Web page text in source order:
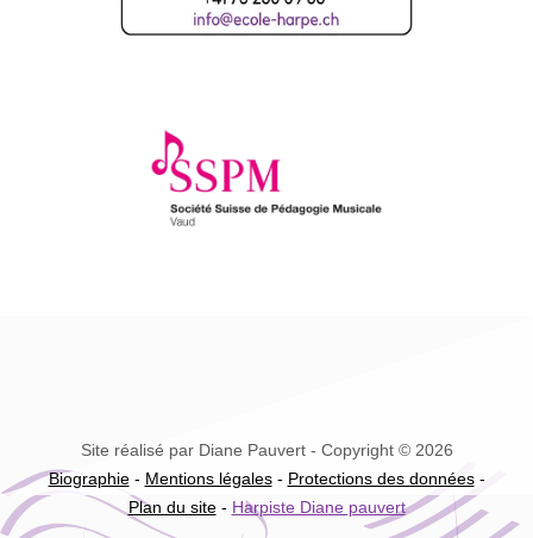
Site réalisé par Diane Pauvert - Copyright © 2026
Biographie- Mentions légales- Protections des données-
Plan du site- Harpiste Diane pauvert